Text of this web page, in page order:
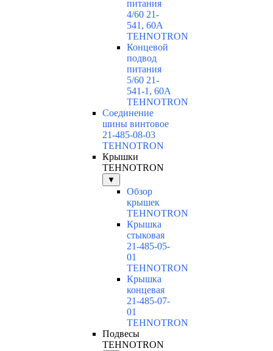
питания
4/60 21-
541, 60А
TEHNOTRON
Концевой
подвод
питания
5/60 21-
541-1, 60А
TEHNOTRON
Соединение
шины винтовое
21-485-08-03
TEHNOTRON
Крышки
TEHNOTRON
▼
Обзор
крышек
TEHNOTRON
Крышка
стыковая
21-485-05-
01
TEHNOTRON
Крышка
концевая
21-485-07-
01
TEHNOTRON
Подвесы
TEHNOTRON